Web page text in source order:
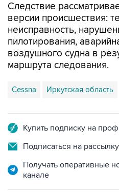
Следствие
версии происшествия:
неисправность,
пилотирования,
воздушного судна в
маршрута следования.
Cessna Иркутская область
Купить подписку на
Подписаться на
Получать оперативные
канале